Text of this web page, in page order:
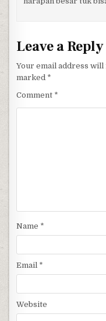
Leave a Reply
Your email address will
marked *
Comment *
Name *
Email *
Website